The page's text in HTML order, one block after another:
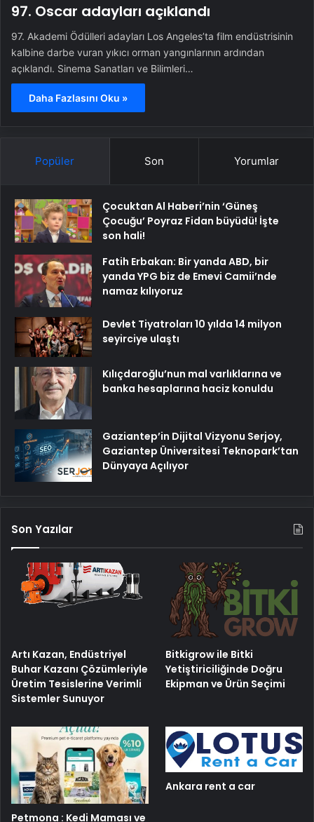
97. Oscar adayları açıklandı
97. Akademi Ödülleri adayları Los Angeles’ta film endüstrisinin
kalbine darbe vuran yıkıcı orman yangınlarının ardından
açıklandı. Sinema Sanatları ve Bilimleri…
Daha Fazlasını Oku »
Popüler Son Yorumlar
Çocuktan Al Haberi’nin ‘Güneş
Çocuğu’ Poyraz Fidan büyüdü! İşte
son hali!
Fatih Erbakan: Bir yanda ABD, bir
yanda YPG biz de Emevi Camii’nde
namaz kılıyoruz
Devlet Tiyatroları 10 yılda 14 milyon
seyirciye ulaştı
Kılıçdaroğlu’nun mal varlıklarına ve
banka hesaplarına haciz konuldu
Gaziantep’in Dijital Vizyonu Serjoy,
Gaziantep Üniversitesi Teknopark’tan
Dünyaya Açılıyor
Son Yazılar
Artı Kazan, Endüstriyel
Buhar Kazanı Çözümleriyle
Üretim Tesislerine Verimli
Sistemler Sunuyor
Bitkigrow ile Bitki
Yetiştiriciliğinde Doğru
Ekipman ve Ürün Seçimi
Petmona : Kedi Maması ve
Ankara rent a car